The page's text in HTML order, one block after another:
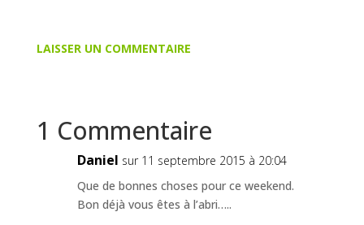
LAISSER UN COMMENTAIRE
1 Commentaire
Daniel sur 11 septembre 2015 à 20:04
Que de bonnes choses pour ce weekend.
Bon déjà vous êtes à l’abri…..